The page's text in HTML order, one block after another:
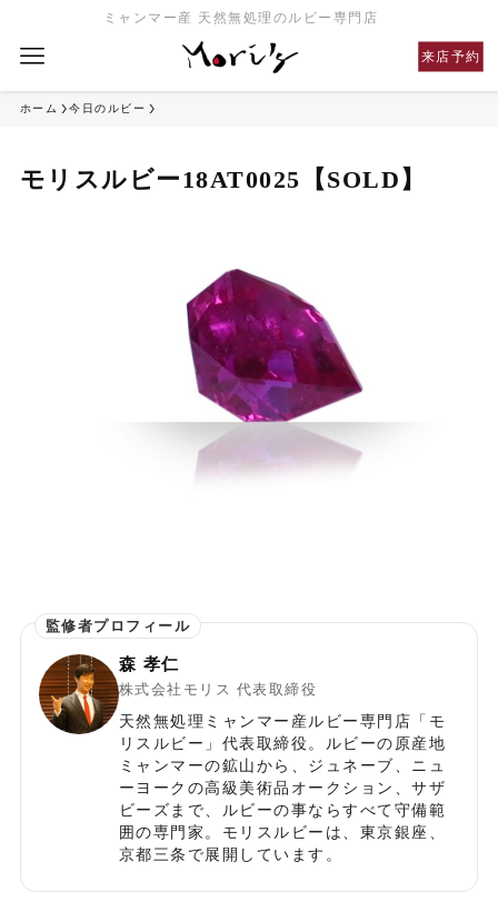
ミャンマー産 天然無処理のルビー専門店
来店予約
ホーム 今日のルビー
モリスルビー18AT0025【SOLD】
森 孝仁
株式会社モリス 代表取締役
天然無処理ミャンマー産ルビー専門店「モ
リスルビー」代表取締役。ルビーの原産地
ミャンマーの鉱山から、ジュネーブ、ニュ
ーヨークの高級美術品オークション、サザ
ビーズまで、ルビーの事ならすべて守備範
囲の専門家。モリスルビーは、東京銀座、
京都三条で展開しています。